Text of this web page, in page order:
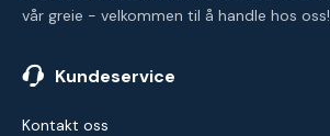
vår greie - velkommen til å handle hos oss!
Kundeservice
Kontakt oss